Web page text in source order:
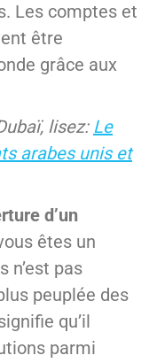
Les comptes et
être
grâce aux
lisez: Le
arabes unis et
d’un
êtes un
n’est pas
peuplée des
qu’il
parmi